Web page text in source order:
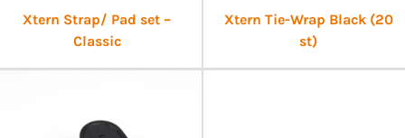
Xtern Strap/ Pad set –
Classic
Xtern Tie-Wrap Black (20
st)